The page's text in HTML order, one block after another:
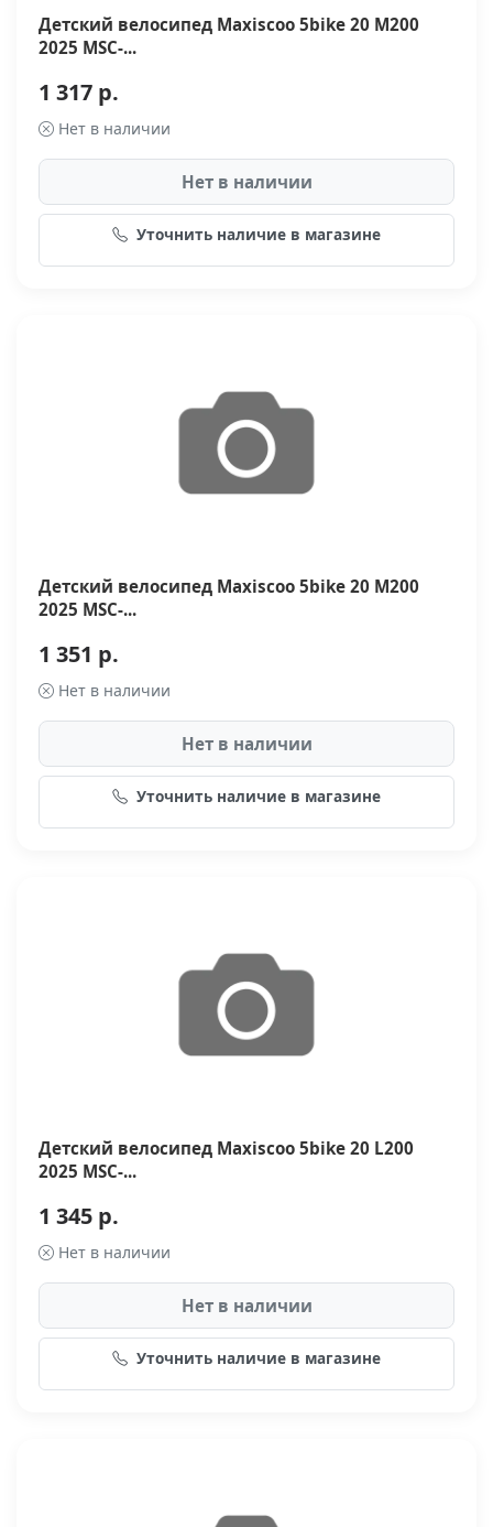
Детский велосипед Maxiscoo 5bike 20 M200
2025 MSC-...
1 317 р.
Нет в наличии
Нет в наличии
Уточнить наличие в магазине
Детский велосипед Maxiscoo 5bike 20 M200
2025 MSC-...
1 351 р.
Нет в наличии
Нет в наличии
Уточнить наличие в магазине
Детский велосипед Maxiscoo 5bike 20 L200
2025 MSC-...
1 345 р.
Нет в наличии
Нет в наличии
Уточнить наличие в магазине